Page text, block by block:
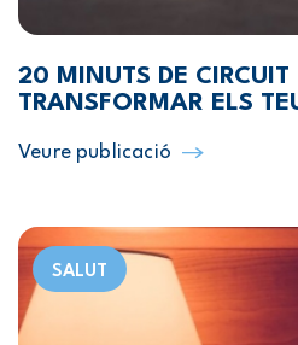
20 MINUTS DE CIRCUIT
TRANSFORMAR ELS
Veure publicació
SALUT